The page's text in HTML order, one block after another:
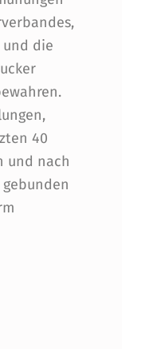
und die
40
und nach